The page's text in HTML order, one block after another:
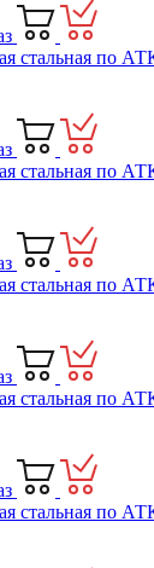
стальная по
стальная по
стальная по
стальная по
стальная по